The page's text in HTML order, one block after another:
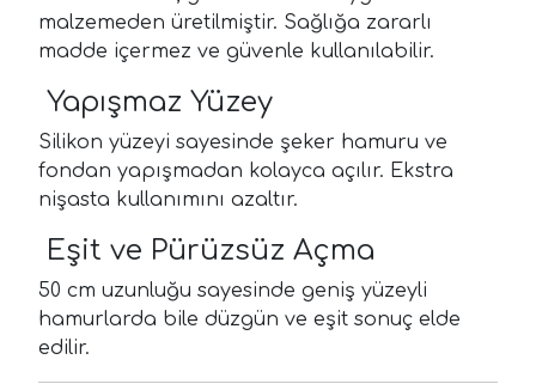
malzemeden üretilmiştir. Sağlığa zararlı
madde içermez ve güvenle kullanılabilir.
Yapışmaz Yüzey
Silikon yüzeyi sayesinde şeker hamuru ve
fondan yapışmadan kolayca açılır. Ekstra
nişasta kullanımını azaltır.
Eşit ve Pürüzsüz Açma
50 cm uzunluğu sayesinde geniş yüzeyli
hamurlarda bile düzgün ve eşit sonuç elde
edilir.